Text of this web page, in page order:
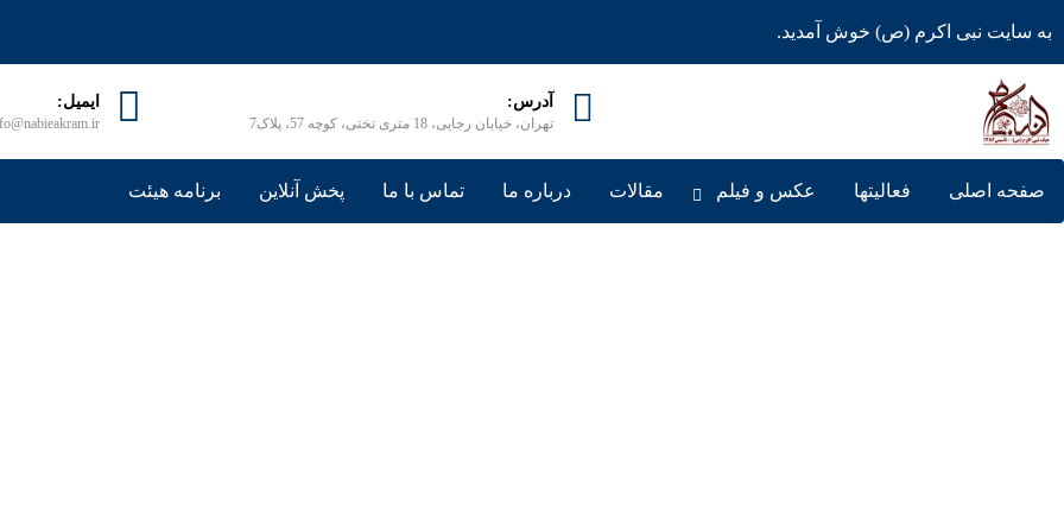
به سایت نبی اکرم (ص) خوش آمدید.
آدرس:
تهران، خیابان رجایی، 18 متری تختی، کوچه 57، پلاک7
ایمیل:
صفحه اصلی فعالیتها عکس و فیلم مقالات درباره ما تماس با ما پخش آنلاین برنامه هیئت